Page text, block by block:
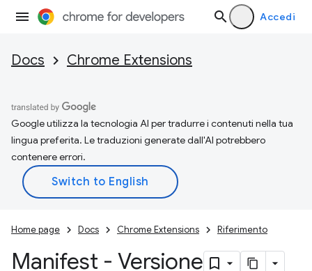
Accedi
Docs Chrome Extensions
Google utilizza la tecnologia AI per tradurre i contenuti nella tua
lingua preferita. Le traduzioni generate dall'AI potrebbero
contenere errori.
Home page Docs Chrome Extensions Riferimento
Manifest - Versione